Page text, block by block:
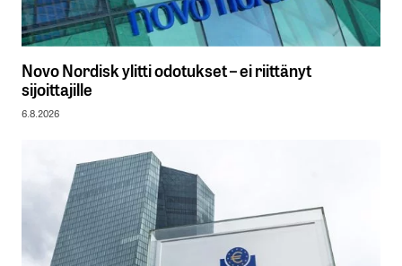
Novo Nordisk ylitti odotukset – ei riittänyt
sijoittajille
6.8.2026